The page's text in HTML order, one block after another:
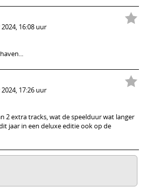
16:08 uur
17:26 uur
2 extra tracks, wat de speelduur wat langer
jaar in een deluxe editie ook op de